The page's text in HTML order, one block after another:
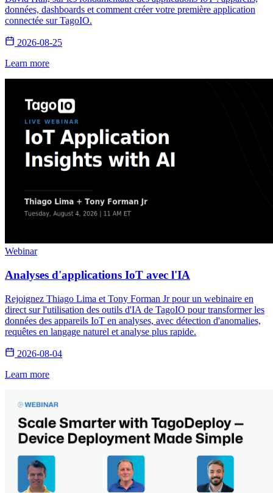
données, dashboards et comment créer votre première application
connectée sur TagoIO.
2026-08-25
Learn more
Webinar
Analyses d'applications IoT avec l'IA
Rejoignez Thiago Lima et Tony Forman Jr pour un webinaire en
direct sur l'utilisation des outils d'IA de TagoIO pour transformer les
données des appareils IoT en analyses, avec détection d'anomalies,
requêtes en langage naturel et analyse plus rapide.
2026-08-04
Learn more